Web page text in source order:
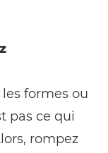
formes ou
pas ce qui
rompez